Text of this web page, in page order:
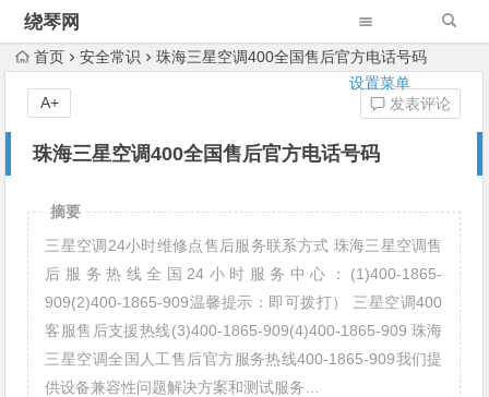
绕琴网
设置菜单
首页 安全常识 珠海三星空调400全国售后官方电话号码
珠海三星空调400全国售后官方电话号码
发表评论
A+
摘要
三星空调24小时维修点售后服务联系方式 珠海三星空调售
后服务热线全国24小时服务中心：(1)400-1865-
909(2)400-1865-909温馨提示：即可拨打） 三星空调400
客服售后支援热线(3)400-1865-909(4)400-1865-909 珠海
三星空调全国人工售后官方服务热线400-1865-909我们提
供设备兼容性问题解决方案和测试服务…